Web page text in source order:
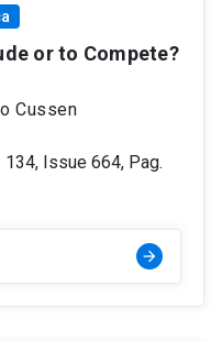
or to Compete?
Cussen
134, Issue 664, Pag.
arrow_forward